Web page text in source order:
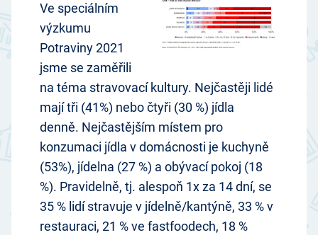
Ve speciálním
výzkumu
Potraviny 2021
jsme se zaměřili
na téma stravovací kultury. Nejčastěji lidé
mají tři (41%) nebo čtyři (30 %) jídla
denně. Nejčastějším místem pro
konzumaci jídla v domácnosti je kuchyně
(53%), jídelna (27 %) a obývací pokoj (18
%). Pravidelně, tj. alespoň 1x za 14 dní, se
35 % lidí stravuje v jídelně/kantýně, 33 % v
restauraci, 21 % ve fastfoodech, 18 %